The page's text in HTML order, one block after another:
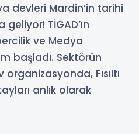
devleri Mardin’in tarihi
TİGAD’ın
ve Medya
başladı. Sektörün
Fısıltı
anlık olarak